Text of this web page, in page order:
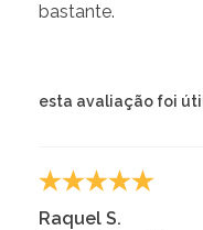
bastante.
esta avaliação foi
Raquel S.